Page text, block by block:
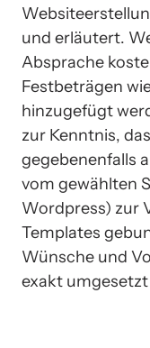
und erläutert.
Absprache
Festbeträgen
hinzugefügt
zur Kenntnis,
gegebenenfalls
vom gewählten
Wordpress) zur
Templates
Wünsche und
exakt